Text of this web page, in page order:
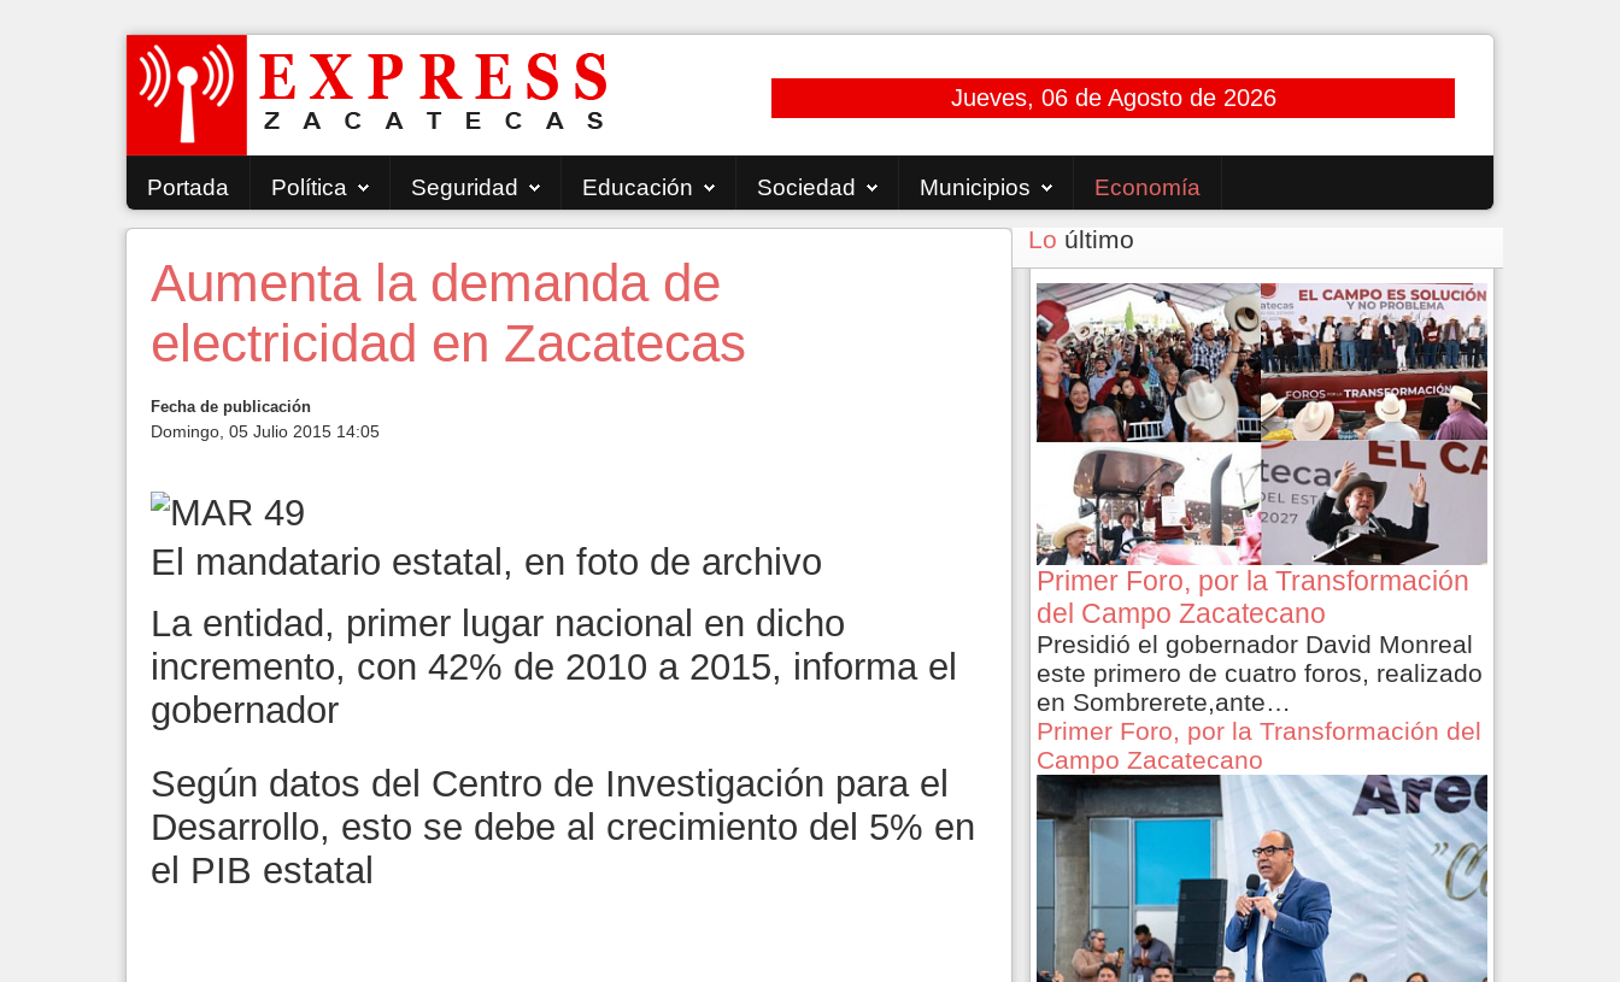
Jueves, 06 de Agosto de 2026
Portada Política Seguridad Educación Sociedad Municipios Economía
Aumenta la demanda de
electricidad en Zacatecas
Fecha de publicación
Domingo, 05 Julio 2015 14:05
El mandatario estatal, en foto de archivo
La entidad, primer lugar nacional en dicho
incremento, con 42% de 2010 a 2015, informa el
gobernador
Según datos del Centro de Investigación para el
Desarrollo, esto se debe al crecimiento del 5% en
el PIB estatal
Lo último
Primer Foro, por la Transformación
del Campo Zacatecano
Presidió el gobernador David Monreal
este primero de cuatro foros, realizado
en Sombrerete,ante…
Primer Foro, por la Transformación del
Campo Zacatecano